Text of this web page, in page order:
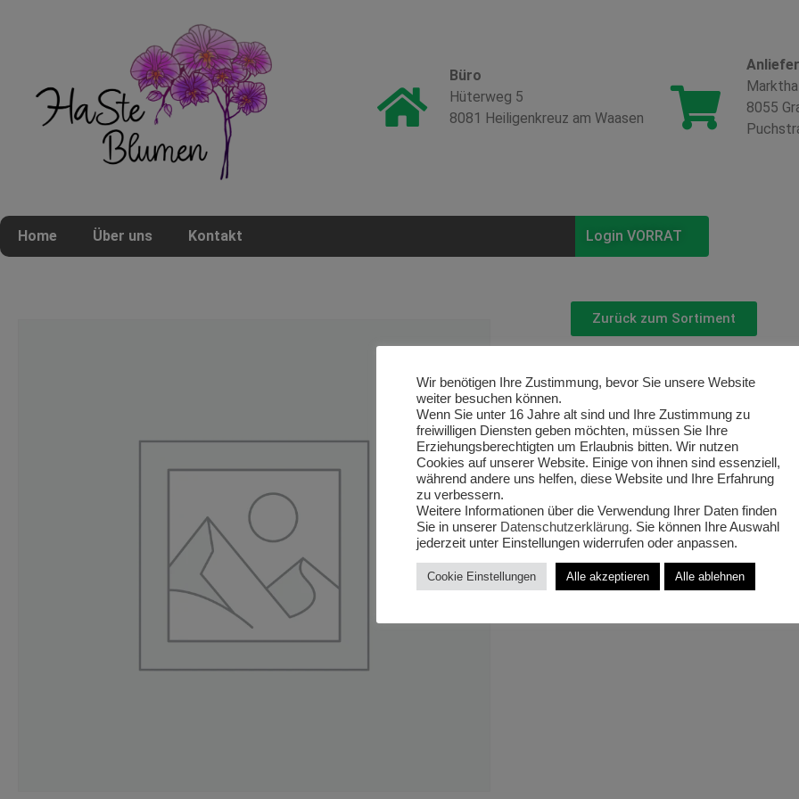
Büro
Hüterweg 5
8081 Heiligenkreuz am Waasen
8055
Home Über uns Kontakt Login VORRAT
Zurück zum Sortiment
T12/20cm
€2,50
Wir benötigen Ihre Zustimmung, bevor Sie unsere Website
weiter besuchen können.
Wenn Sie unter 16 Jahre alt sind und Ihre Zustimmung zu
freiwilligen Diensten geben möchten, müssen Sie Ihre
Erziehungsberechtigten um Erlaubnis bitten. Wir nutzen
Cookies auf unserer Website. Einige von ihnen sind essenziell,
während andere uns helfen, diese Website und Ihre Erfahrung
zu verbessern.
Weitere Informationen über die Verwendung Ihrer Daten finden
Sie in unserer Datenschutzerklärung. Sie können Ihre Auswahl
jederzeit unter Einstellungen widerrufen oder anpassen.
Cookie Einstellungen Alle akzeptieren Alle ablehnen